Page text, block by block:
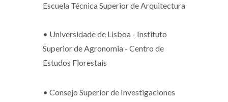
Escuela Técnica Superior de Arquitectura
• Universidade de Lisboa - Instituto
Superior de Agronomia - Centro de
Estudos Florestais
• Consejo Superior de Investigaciones